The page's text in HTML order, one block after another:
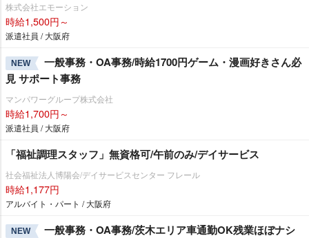
株式会社エモーション
時給1,500円～
派遣社員 / 大阪府
NEW
一般事務・OA事務/時給1700円ゲーム・漫画好きさん必
見 サポート事務
マンパワーグループ株式会社
時給1,700円～
派遣社員 / 大阪府
「福祉調理スタッフ」無資格可/午前のみ/デイサービス
社会福祉法人博陽会/デイサービスセンター フレール
時給1,177円
アルバイト・パート / 大阪府
NEW
一般事務・OA事務/茨木エリア車通勤OK残業ほぼナシ